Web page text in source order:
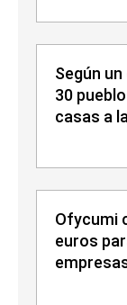
Según
30
casas a
Ofycumi
euros